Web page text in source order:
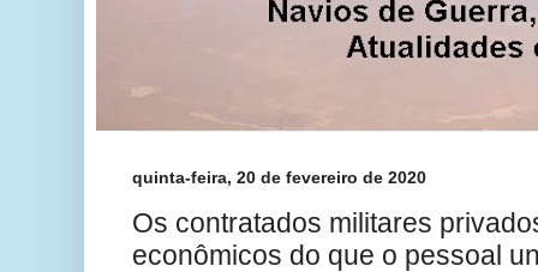
quinta-feira, 20 de fevereiro de 2020
Os contratados militares
econômicos do que o pessoal